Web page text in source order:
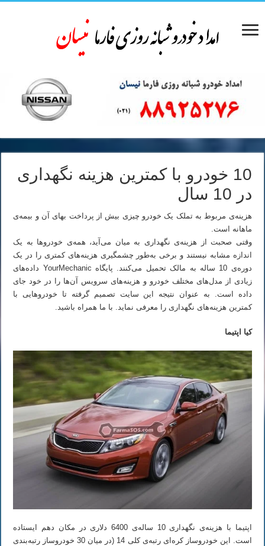
10 خودرو با کمترین هزینه نگهداری
در 10 سال
هزینه‌ی مربوط به تملک یک خودرو چیزی بیش از پرداخت بهای آن و بیمه‌ی
ماهانه است.
وقتی صحبت از هزینه‌ی نگهداری به میان می‌آید، همه‌ی خودروها به یک
اندازه مشابه نیستند و برخی به‌طور چشمگیری هزینه‌های کمتری را در یک
دوره‌ی 10 ساله به مالک تحمیل می‌کنند. پایگاه YourMechanic داده‌های
زیادی از مدل‌های مختلف خودرو و هزینه‌های سرویس آن‌ها را در خود جای
داده است. به عنوان نتیجه این سایت تصمیم گرفته تا خودروهایی با
کمترین هزینه‌های نگهداری را معرفی نماید. با ما همراه باشید.
کیا اپتیما
اپتیما با هزینه‌ی نگهداری 10 ساله‌ی 6400 دلاری در مکان دهم ایستاده
است. این خودروساز کره‌ای رتبه‌ی کلی 14 (در میان 30 خودروساز رتبه‌بندی